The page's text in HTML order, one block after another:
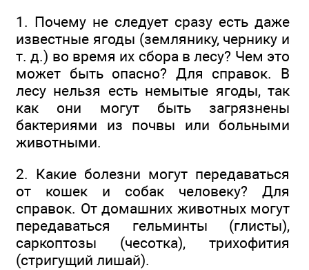
1. Почему не следует сразу есть даже
известные ягоды (землянику, чернику и
т. д.) во время их сбора в лесу? Чем это
может быть опасно? Для справок. В
лесу нельзя есть немытые ягоды, так
как они могут быть загрязнены
бактериями из почвы или больными
животными.
2. Какие болезни могут передаваться
от кошек и собак человеку? Для
справок. От домашних животных могут
передаваться гельминты (глисты),
саркоптозы (чесотка), трихофития
(стригущий лишай).